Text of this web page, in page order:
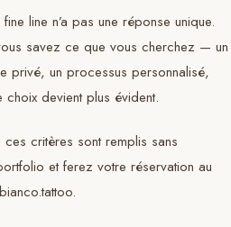
line n’a pas une réponse unique.
savez ce que vous cherchez — un
privé, un processus personnalisé,
devient plus évident.
critères sont remplis sans
et ferez votre réservation au